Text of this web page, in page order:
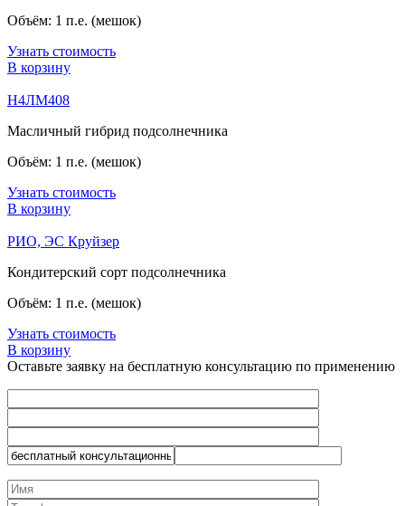
Объём: 1 п.е. (мешок)
Узнать стоимость
В корзину
Н4ЛМ408
Масличный гибрид подсолнечника
Объём: 1 п.е. (мешок)
Узнать стоимость
В корзину
РИО, ЭС Круйзер
Кондитерский сорт подсолнечника
Объём: 1 п.е. (мешок)
Узнать стоимость
В корзину
Оставьте заявку на бесплатную консультацию по применению